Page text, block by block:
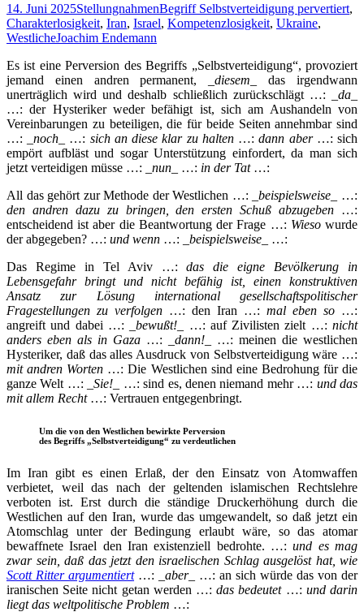
14. Juni 2025StellungnahmenBegriff Selbstverteidigung pervertiert,
Charakterlosigkeit, Iran, Israel, Kompetenzlosigkeit, Ukraine,
WestlicheJoachim Endemann
Es ist eine Perversion des Begriffs „Selbstverteidigung“, provoziert
jemand einen andren permanent, _diesem _ das irgendwann
unerträglich wird und deshalb schließlich zurückschlägt …: _ da
…: der Hysteriker weder befähigt ist, sich am Aushandeln von
Vereinbarungen zu beteiligen, die für beide Seiten annehmbar sind
…: _noch _ …: sich an diese klar zu halten…:dann aber…: sich
empört aufbläst und sogar Unterstützung einfordert, da man sich
jetzt verteidigen müsse …: _ nun _ …: in der Tat …:
All das gehört zur Methode der Westlichen …: _beispielsweise _ …:
den andren dazu zu bringen, den ersten Schuß abzugeben …:
entscheidend ist aber die Beantwortung der Frage …: Wiesowurde
der abgegeben? …: und wenn …: _ beispielsweise_
…:
Das Regime in Tel Aviv …:das die eigne Bevölkerung in
Lebensgefahr bringt und nicht befähig ist, einen konstruktiven
Ansatz zur Lösung international gesellschaftspolitischer
Fragestellungen zu verfolgen …: den Iran …: mal eben so …:
angreift und dabei …: _bewußt! _ …: auf Zivilisten zielt …:nicht
anders eben als in Gaza …: _ dann! _ …: meinen die westlichen
Hysteriker, daß das alles Ausdruck von Selbstverteidigung wäre …:
mit andren Worten …: Die Westlichen sind eine Bedrohung für die
ganze Welt …: _Sie! _ …: sind es, denen niemand mehr …: und das
mit allem Recht …: Vertrauen entgegenbringt.
Um die von den Westlichen bewirkte Perversion
des Begriffs „Selbstverteidigung“ zu verdeutlichen
Im Iran gibt es einen Erlaß, der den Einsatz von Atomwaffen
verbietet, weil das nach der geltenden islamischen Rechtslehre
verboten ist. Erst durch die ständige Druckerhöhung durch die
Westlichen auf den Iran, wurde das umgewandelt, so daß jetzt ein
Atomschlag unter der Bedingung erlaubt wäre, so das atomar
bewaffnete Israel den Iran existenziell bedrohte. …:und es mag
zwar sein, daß das jetzt den israelischen Schlag ausgelöst hat, wie
Scott Ritter argumentiert…: _ aber_ …: an sich würde das von der
iranischen Seite nicht getan werden …:das bedeutet…: und darin
liegt das weltpolitische Problem …: